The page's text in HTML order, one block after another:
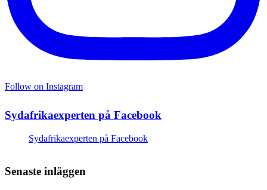
Follow on Instagram
Sydafrikaexperten på Facebook
Sydafrikaexperten på Facebook
Senaste inläggen